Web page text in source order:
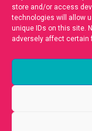
store and/or access
technologies will allow
unique IDs on this site.
adversely affect certain
Kontakt
385 (0)98 136